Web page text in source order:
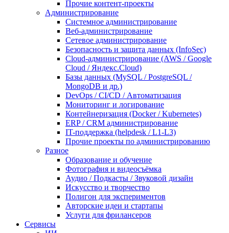
Прочие контент-проекты
Администрирование
Системное администрирование
Веб-администрирование
Сетевое администрирование
Безопасность и защита данных (InfoSec)
Cloud-администрирование (AWS / Google
Cloud / Яндекс.Cloud)
Базы данных (MySQL / PostgreSQL /
MongoDB и др.)
DevOps / CI/CD / Автоматизация
Мониторинг и логирование
Контейнеризация (Docker / Kubernetes)
ERP / CRM администрирование
IT-поддержка (helpdesk / L1-L3)
Прочие проекты по администрированию
Разное
Образование и обучение
Фотография и видеосъёмка
Аудио / Подкасты / Звуковой дизайн
Искусство и творчество
Полигон для экспериментов
Авторские идеи и стартапы
Услуги для фрилансеров
Сервисы